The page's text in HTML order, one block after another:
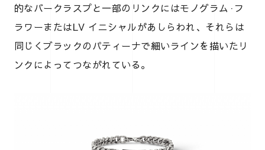
的なバークラスプと一部のリンクにはモノグラム·フ
ラワーまたはLV イニシャルがあしらわれ、それらは
同じくブラックのパティーナで細いラインを描いたリ
ンクによってつながれている。